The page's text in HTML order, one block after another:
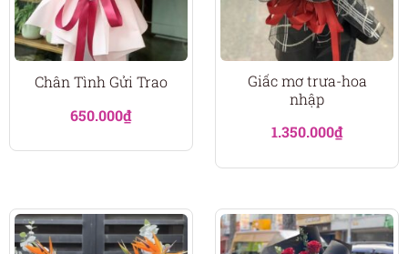
Chân Tình Gửi Trao
650.000₫
Giấc mơ trưa-hoa
nhập
1.350.000₫